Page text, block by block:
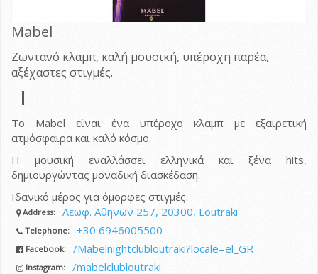
Mabel
Ζωντανό κλαμπ, καλή μουσική, υπέροχη παρέα,
αξέχαστες στιγμές.
Το Mabel είναι ένα υπέροχο κλαμπ με εξαιρετική
ατμόσφαιρα και καλό κόσμο.
Η μουσική εναλλάσσει ελληνικά και ξένα hits,
δημιουργώντας μοναδική διασκέδαση.
Ιδανικό μέρος για όμορφες στιγμές.
Address: Λεωφ. Αθηνων 257, 20300, Loutraki
Telephone: +30 6946005500
Facebook: /Mabelnightclubloutraki?locale=el_GR
Instagram: /mabelclubloutraki